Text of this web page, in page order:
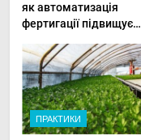
як автоматизація
фертигації підвищує
ПРАКТИКИ